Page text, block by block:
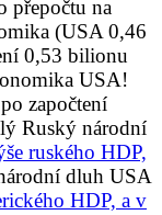
přepočtu na
(USA 0,46
0,53 bilionu
USA!
započtení
Ruský národní
ruského HDP,
dluh USA
HDP, a v